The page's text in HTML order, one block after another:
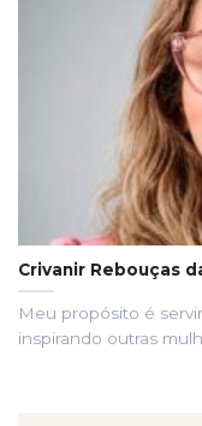
Crivanir Rebouças
Meu propósito é
inspirando outras